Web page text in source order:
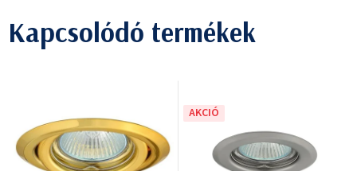
Kapcsolódó termékek
AKCIÓ